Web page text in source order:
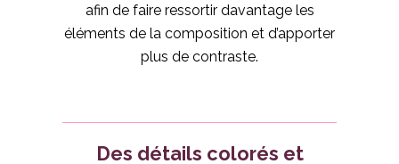
afin de faire ressortir davantage les
éléments de la composition et d’apporter
plus de contraste.
Des détails colorés et